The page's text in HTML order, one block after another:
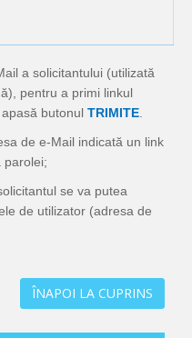
a solicitantului (utilizată
pentru a primi linkul
butonul TRIMITE
de e-Mail indicată un link
parolei;
se va putea
de utilizator (adresa de
ÎNAPOI LA CUPRINS